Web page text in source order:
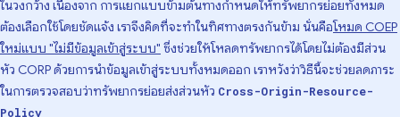
ในวงกว้าง เนื่องจาก การแยกแบบข้ามต้นทางกำหนดให้ทรัพยากรย่อยทั้งหมด
ต้องเลือกใช้โดยชัดแจ้ง เราจึงคิดที่จะทำในทิศทางตรงกันข้าม นั่นคือโหมด COEP
ใหม่แบบ "ไม่มีข้อมูลเข้าสู่ระบบ" ซึ่งช่วยให้โหลดทรัพยากรได้โดยไม่ต้องมีส่วน
หัว CORP ด้วยการนำข้อมูลเข้าสู่ระบบทั้งหมดออก เราหวังว่าวิธีนี้จะช่วยลดภาระ
ในการตรวจสอบว่าทรัพยากรย่อยส่งส่วนหัว Cross-Origin-Resource-
Policy